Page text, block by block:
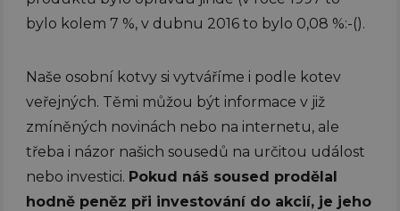
bylo kolem 7 %, v dubnu 2016 to bylo 0,08 %:-().
Naše osobní kotvy si vytváříme i podle kotev
veřejných. Těmi můžou být informace v již
zmíněných novinách nebo na internetu, ale
třeba i názor našich sousedů na určitou událost
nebo investici. Pokud náš soused prodělal
hodně peněz při investování do akcií, je jeho